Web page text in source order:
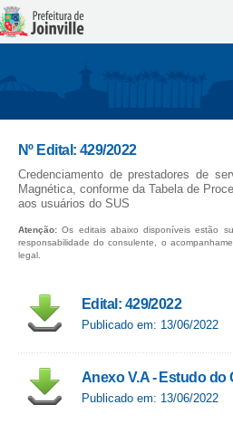
Nº Edital: 429/2022
Credenciamento de prestadores de
Magnética, conforme da Tabela de
aos usuários do SUS
Atenção: Os editais abaixo disponíveis estão
responsabilidade do consulente, o
legal.
Edital: 429/2022
Publicado em: 13/06/2022
Anexo V.A - Estudo
Publicado em: 13/06/2022